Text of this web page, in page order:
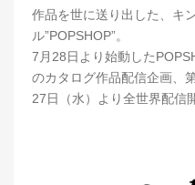
作品を世に送り出した、キ
ル”POPSHOP”。
7月28日より始動した
のカタログ作品配信企画、
27日（水）より全世界配信